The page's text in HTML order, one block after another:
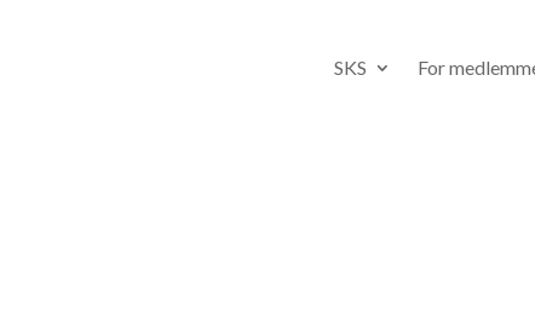
SKS For